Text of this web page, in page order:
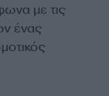
με τις
ένας